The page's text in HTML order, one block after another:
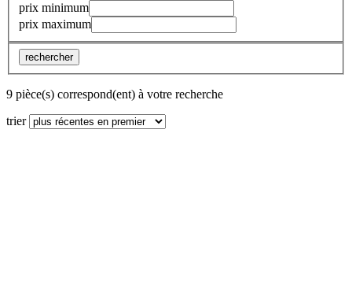
prix minimum
prix maximum
rechercher
9 pièce(s) correspond(ent) à votre recherche
trier